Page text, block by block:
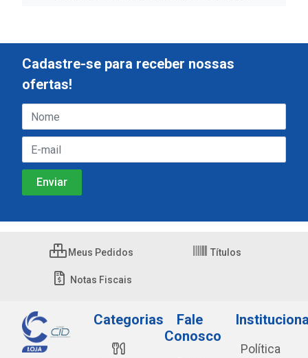
Cadastre-se para receber nossas
ofertas!
Meus Pedidos Títulos
Notas Fiscais
Categorias
Fale
Conosco
Política